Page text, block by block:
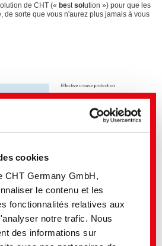
cookies
CHT Germany GmbH,
le contenu et les
fonctionnalités relatives aux
notre trafic. Nous
des informations sur
de CHT (« bestsolution ») pour que les
de sorte que vous n'aurez plus jamais à vous
fibres cellulosiques.